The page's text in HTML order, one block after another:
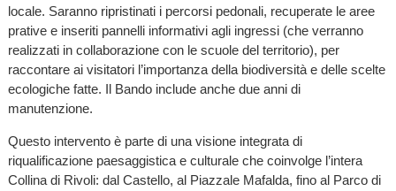
locale. Saranno ripristinati i percorsi pedonali, recuperate le aree
prative e inseriti pannelli informativi agli ingressi (che verranno
realizzati in collaborazione con le scuole del territorio), per
raccontare ai visitatori l’importanza della biodiversità e delle scelte
ecologiche fatte. Il Bando include anche due anni di
manutenzione.
Questo intervento è parte di una visione integrata di
riqualificazione paesaggistica e culturale che coinvolge l’intera
Collina di Rivoli: dal Castello, al Piazzale Mafalda, fino al Parco di